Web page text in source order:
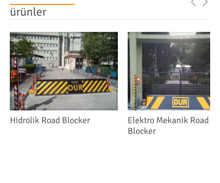
ürünler
Hidrolik Road Blocker
Elektro Mekanik Road
Blocker